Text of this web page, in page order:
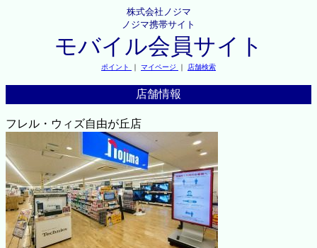
株式会社ノジマ
ノジマ携帯サイト
モバイル会員サイト
ポイント ｜ マイページ ｜ 店舗検索
店舗情報
フレル・ウィズ自由が丘店